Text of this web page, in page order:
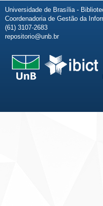
Universidade de Brasília -
Coordenadoria de Gestão da
(61) 3107-2683
repositorio@unb.br